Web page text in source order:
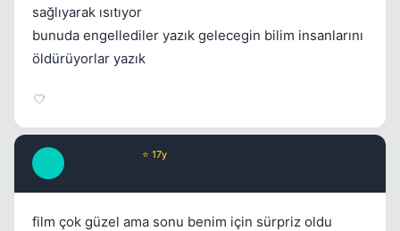
sağlıyarak ısıtıyor
bunuda engellediler yazık gelecegin bilim insanlarını
öldürüyorlar yazık
⭐ 17y
film çok güzel ama sonu benim için sürpriz oldu